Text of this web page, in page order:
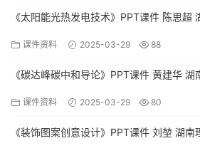
《太阳能光热发电技术》PPT课件 陈思超
课件资料 2025-03-29 88
《碳达峰碳中和导论》PPT课件 黄建华
课件资料 2025-03-29 80
《装饰图案创意设计》PPT课件 刘堃 湖